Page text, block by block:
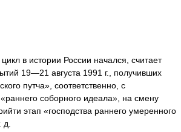
в истории России начался, считает
19—21 августа 1991 г., получивших
путча», соответственно, с
соборного идеала», на смену
этап «господства раннего умеренного